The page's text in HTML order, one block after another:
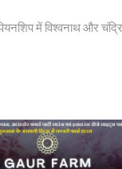
में विश्वनाथ और